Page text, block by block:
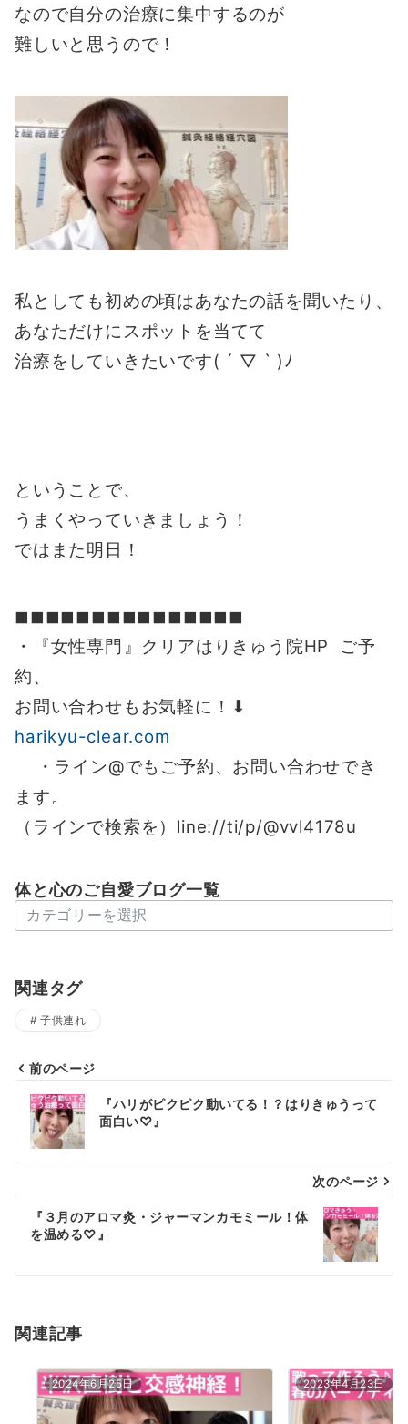
なので自分の治療に集中するのが
難しいと思うので！
私としても初めの頃はあなたの話を聞いたり、
あなただけにスポットを当てて
治療をしていきたいです( ´ ▽ ` )ﾉ
ということで、
うまくやっていきましょう！
ではまた明日！
◼︎◼︎◼︎◼︎◼︎◼︎◼︎◼︎◼︎◼︎◼︎◼︎◼︎◼︎◼︎
・『女性専門』クリアはりきゅう院HP ご予
約、
お問い合わせもお気軽に！⬇︎
harikyu-clear.com
・ライン@でもご予約、お問い合わせでき
ます。
（ラインで検索を）line://ti/p/@vvl4178u
体と心のご自愛ブログ一覧
体
と
の
ご
自
ブ
覧
関連タグ
子供連れ
投
稿
ナ
ビ
シ
ン
前のページ
『ハリがピクピク動いてる！？はりきゅうって
面白い♡』
次のページ
『３月のアロマ灸・ジャーマンカモミール！体
を温める♡』
関連記事
2024年6月25日 2023年4月23日